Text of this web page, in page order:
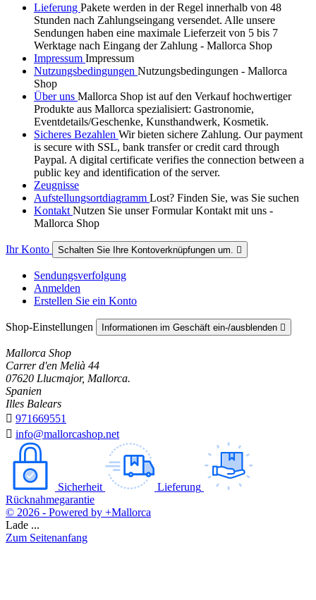
Lieferung Pakete werden in der Regel innerhalb von 48
Stunden nach Zahlungseingang versendet. Alle unsere
Sendungen haben eine maximale Lieferzeit von 5 bis 7
Werktage nach Eingang der Zahlung - Mallorca Shop
Impressum Impressum
Nutzungsbedingungen Nutzungsbedingungen - Mallorca
Shop
Über uns Mallorca Shop ist auf den Verkauf hochwertiger
Produkte aus Mallorca spezialisiert: Gastronomie,
Eventdetails/Geschenke, Kunsthandwerk, Kosmetik.
Sicheres Bezahlen Wir bieten sichere Zahlung. Our payment
is secure with SSL, bank transfer or credit card through
Paypal. A digital certificate verifies the connection between a
public key and identification of the server.
Zeugnisse
Aufstellungsortdiagramm Lost? Finden Sie, was Sie suchen
Kontakt Nutzen Sie unser Formular Kontakt mit uns -
Mallorca Shop
Ihr Konto Schalten Sie Ihre Kontoverknüpfungen um. 
Sendungsverfolgung
Anmelden
Erstellen Sie ein Konto
Shop-Einstellungen Informationen im Geschäft ein-/ausblenden 
Mallorca Shop
Carrer d'en Melià 44
07620 Llucmajor, Mallorca.
Spanien
Illes Balears
 971669551
 info@mallorcashop.net
Sicherheit
Lieferung
Rücknahmegarantie
© 2026 - Powered by +Mallorca
Lade ...
Zum Seitenanfang